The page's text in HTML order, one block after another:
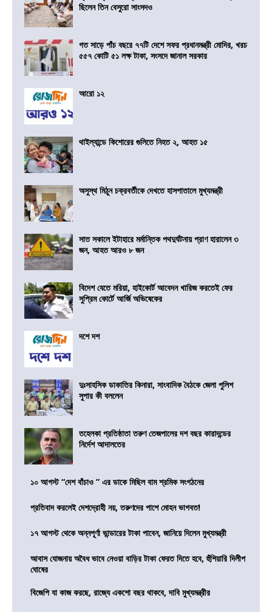
ছিলেন তিন বেসুরো সাংসদও
গত সাড়ে পাঁচ বছরে ৭৭টি দেশে সফর প্রধানমন্ত্রী মোদির, খরচ
৫৫৭ কোটি ৫১ লক্ষ টাকা, সংসদে জানাল সরকার
আরো ১২
থাইল্যান্ডে কিশোরের গুলিতে নিহত ২, আহত ১৫
অসুস্থ মিঠুন চক্রবর্তীকে দেখতে হাসপাতালে মুখ্যমন্ত্রী
সাত সকালে ইটাহারে মর্মান্তিক পথদুর্ঘটনায় প্রাণ হারালেন ৩
জন, আহত আরও ৮ জন
বিদেশ যেতে মরিয়া, হাইকোর্ট আবেদন খারিজ করতেই ফের
সুপ্রিম কোর্টে আর্জি অভিষেকের
দশে দশ
দুঃসাহসিক ডাকাতির কিনারা, সাংবাদিক বৈঠকে জেলা পুলিশ
সুপার কী বললেন
তহেলকা প্রতিষ্ঠাতা তরুণ তেজপালের দশ বছর কারাদন্ডের
নির্দেশ আদালতের
১০ আগস্ট “দেশ বাঁচাও ” এর ডাকে মিছিল বাম শ্রমিক সংগঠনের
প্রতিবাদ করলেই দেশদ্রোহী নয়, তরুণদের পাশে মোহন ভাগবত!
১৭ আগস্ট থেকে অন্নপূর্ণা ভান্ডারের টাকা পাবেন, জানিয়ে দিলেন মুখ্যমন্ত্রী
আবাস যোজনায় অবৈধ ভাবে নেওয়া বাড়ির টাকা ফেরত দিতে হবে, হুঁশিয়ারি দিলীপ
ঘোষের
বিজেপি যা কাজ করছে, রাজ্যে একশো বছর থাকবে, দাবি মুখ্যমন্ত্রীর